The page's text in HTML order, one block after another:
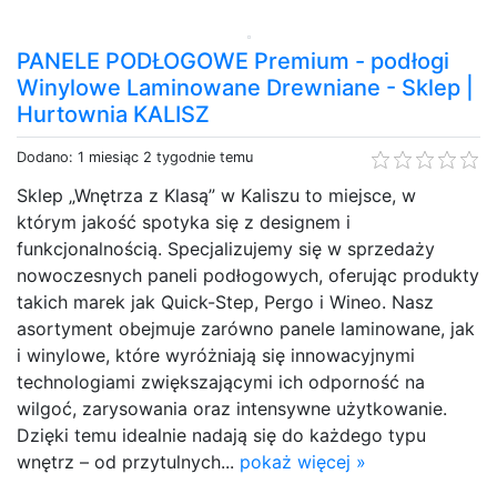
PANELE PODŁOGOWE Premium - podłogi
Winylowe Laminowane Drewniane - Sklep |
Hurtownia KALISZ
Dodano: 1 miesiąc 2 tygodnie temu
Sklep „Wnętrza z Klasą” w Kaliszu to miejsce, w
którym jakość spotyka się z designem i
funkcjonalnością. Specjalizujemy się w sprzedaży
nowoczesnych paneli podłogowych, oferując produkty
takich marek jak Quick-Step, Pergo i Wineo. Nasz
asortyment obejmuje zarówno panele laminowane, jak
i winylowe, które wyróżniają się innowacyjnymi
technologiami zwiększającymi ich odporność na
wilgoć, zarysowania oraz intensywne użytkowanie.
Dzięki temu idealnie nadają się do każdego typu
wnętrz – od przytulnych... pokaż więcej »